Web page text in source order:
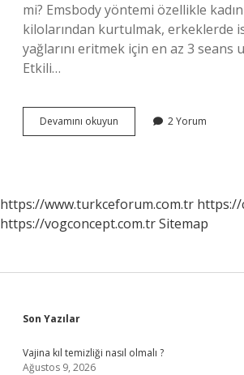
mi? Emsbody yöntemi özellikle
kilolarından kurtulmak, erkeklerde
yağlarını eritmek için en az 3 seans
Etkili…
Devamını okuyun
Kaç
2 Yorum
https://www.turkceforum.com.tr https://
https://vogconcept.com.trSitemap
Sidebar
Son Yazılar
Vajina kıl temizliği nasıl olmalı ?
Ağustos 9, 2026